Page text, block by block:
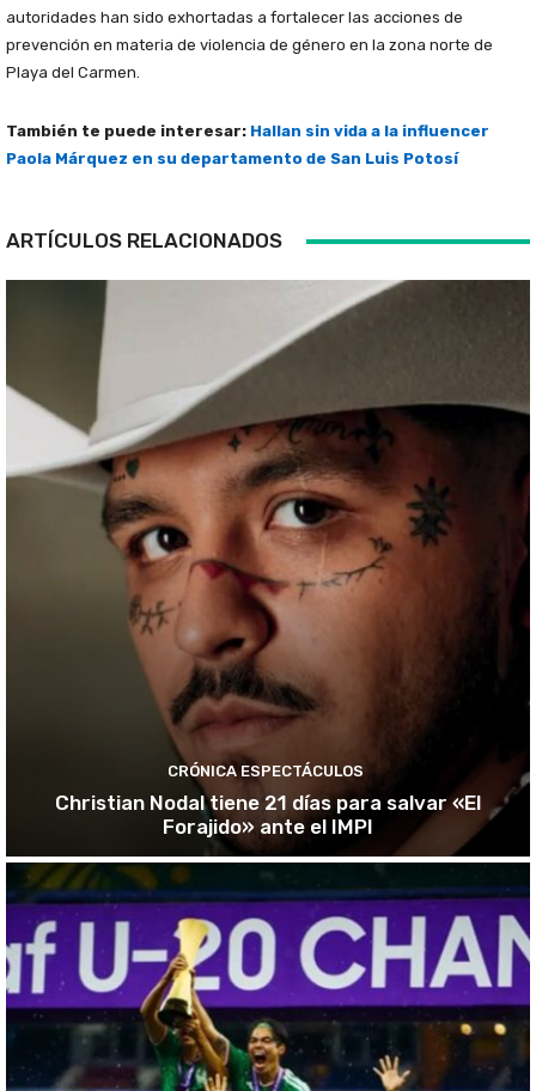
autoridades han sido exhortadas a fortalecer las acciones de
prevención en materia de violencia de género en la zona norte de
Playa del Carmen.
También te puede interesar: Hallan sin vida a la influencer
Paola Márquez en su departamento de San Luis Potosí
ARTÍCULOS RELACIONADOS
CRÓNICA ESPECTÁCULOS
Christian Nodal tiene 21 días para salvar «El
Forajido» ante el IMPI